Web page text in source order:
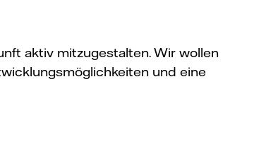
aktiv mitzugestalten. Wir wollen
und eine